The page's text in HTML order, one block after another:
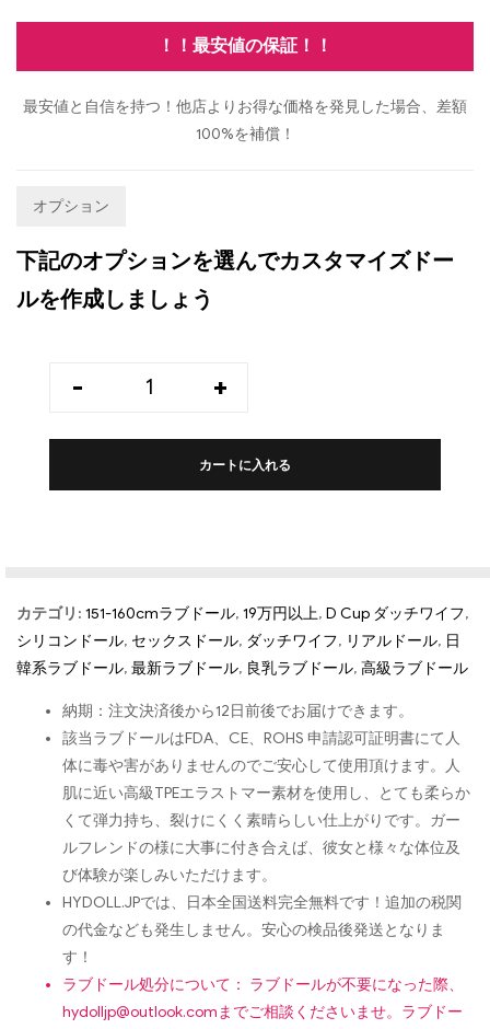
！！最安値の保証！！
最安値と自信を持つ！他店よりお得な価格を発見した場合、差額
100%を補償！
オプション
下記のオプションを選んでカスタマイズドー
ルを作成しましょう
- +
カートに入れる
カテゴリ: 151-160cmラブドール, 19万円以上, D Cup ダッチワイフ,
シリコンドール, セックスドール, ダッチワイフ, リアルドール, 日
韓系ラブドール, 最新ラブドール, 良乳ラブドール, 高級ラブドール
納期：注文決済後から12日前後でお届けできます。
該当ラブドールはFDA、CE、ROHS 申請認可証明書にて人
体に毒や害がありませんのでご安心して使用頂けます。人
肌に近い高級TPEエラストマー素材を使用し、とても柔らか
くて弾力持ち、裂けにくく素晴らしい仕上がりです。ガー
ルフレンドの様に大事に付き合えば、彼女と様々な体位及
び体験が楽しみいただけます。
HYDOLL.JPでは、日本全国送料完全無料です！追加の税関
の代金なども発生しません。安心の検品後発送となりま
す！
ラブドール処分について： ラブドールが不要になった際、
hydolljp@outlook.comまでご相談くださいませ。ラブドー